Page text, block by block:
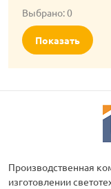
Выбрано:0
Показать
Производственная
изготовлении